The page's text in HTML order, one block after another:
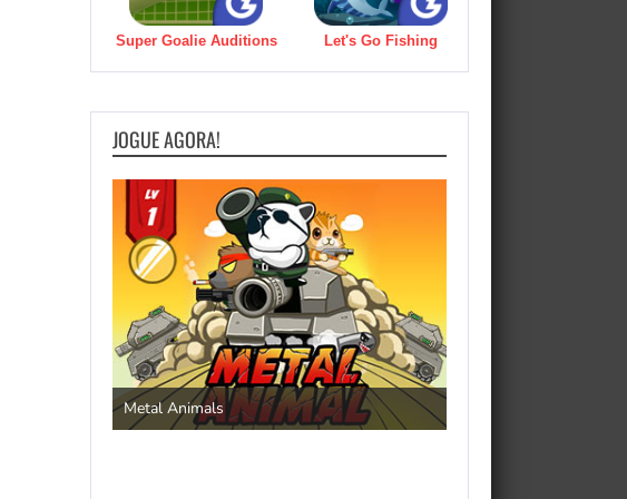
Super Goalie Auditions Let's Go Fishing
JOGUE AGORA!
Metal Animals